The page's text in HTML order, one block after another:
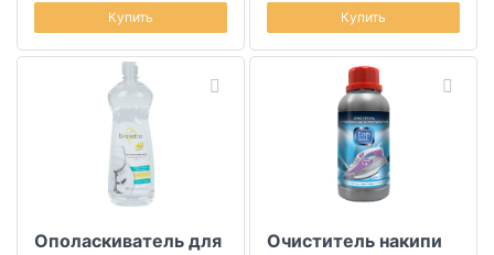
Купить Купить
Ополаскиватель для
Очиститель накипи